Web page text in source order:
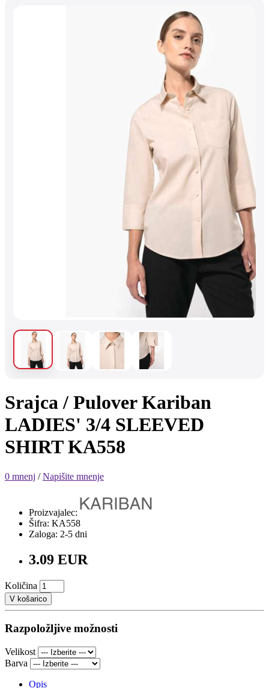
Srajca / Pulover Kariban
LADIES' 3/4 SLEEVED
SHIRT KA558
0 mnenj /Napišite mnenje
Proizvajalec:
Šifra: KA558
Zaloga: 2-5 dni
3.09 EUR
Količina
V košarico
Razpoložljive možnosti
Velikost
Barva
Opis